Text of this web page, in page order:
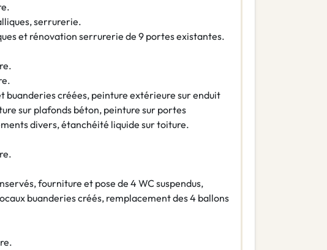
serrurerie.
et rénovation serrurerie de 9 portes existantes.
buanderies créées, peinture extérieure sur enduit
sur plafonds béton, peinture sur portes
divers, étanchéité liquide sur toiture.
fourniture et pose de 4 WC suspendus,
buanderies créés, remplacement des 4 ballons